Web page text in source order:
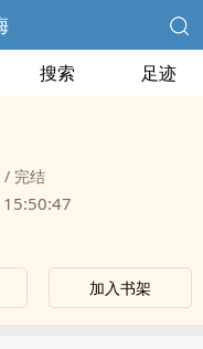
搜索 足迹
/ 完结
加入书架